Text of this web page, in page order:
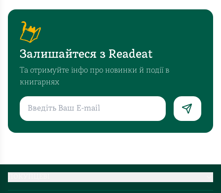
Залишайтеся з Readeat
Та отримуйте інфо про новинки й події в
книгарнях
Партнерство